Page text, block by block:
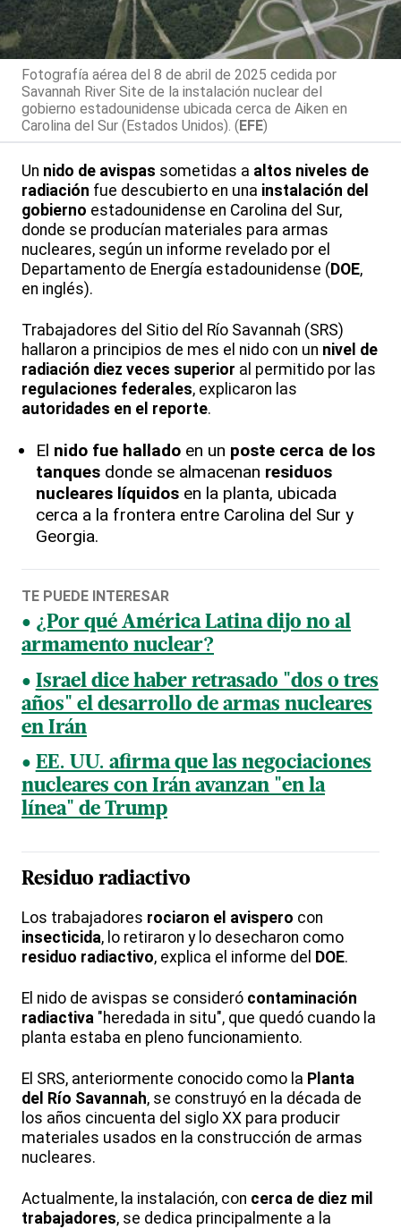
Fotografía aérea del 8 de abril de 2025 cedida por
Savannah River Site de la instalación nuclear del
gobierno estadounidense ubicada cerca de Aiken en
Carolina del Sur (Estados Unidos). (EFE)
Un nido de avispas sometidas a altos niveles de
radiación fue descubierto en una instalación del
gobierno estadounidense en Carolina del Sur,
donde se producían materiales para armas
nucleares, según un informe revelado por el
Departamento de Energía estadounidense ( DOE,
en inglés).
Trabajadores del Sitio del Río Savannah (SRS)
hallaron a principios de mes el nido con un nivel de
radiación diez veces superior al permitido por las
regulaciones federales, explicaron las
autoridades en el reporte.
El nido fue hallado en un poste cerca de los
tanques donde se almacenan residuos
nucleares líquidos en la planta, ubicada
cerca a la frontera entre Carolina del Sur y
Georgia.
TE PUEDE INTERESAR
¿Por qué América Latina dijo no al
armamento nuclear?
Israel dice haber retrasado "dos o tres
años" el desarrollo de armas nucleares
en Irán
EE. UU. afirma que las negociaciones
nucleares con Irán avanzan "en la
línea" de Trump
Residuo radiactivo
Los trabajadores rociaron el avispero con
insecticida, lo retiraron y lo desecharon como
residuo radiactivo, explica el informe del DOE.
El nido de avispas se consideró contaminación
radiactiva "heredada in situ", que quedó cuando la
planta estaba en pleno funcionamiento.
El SRS, anteriormente conocido como la Planta
del Río Savannah, se construyó en la década de
los años cincuenta del siglo XX para producir
materiales usados en la construcción de armas
nucleares.
Actualmente, la instalación, con cerca de diez mil
trabajadores, se dedica principalmente a la